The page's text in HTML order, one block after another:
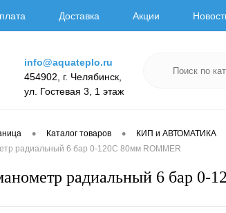
Доставка Акции
info@aquateplo.ru
454902, г. Челябинск,
ул. Гостевая 3, 1 этаж
• Каталог товаров • КИП и АВТОМАТИКА
радиальный 6 бар 0-120С 80мм ROMMER
радиальный 6 бар 0-